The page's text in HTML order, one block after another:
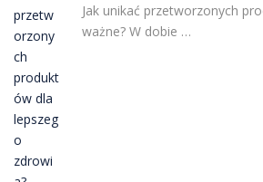
Jak unikać przetworzonych
ważne? W dobie …